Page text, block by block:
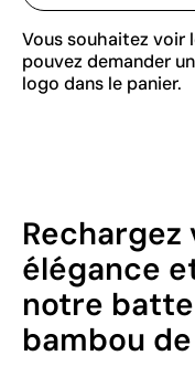
Vous souhaitez voir
pouvez demander
logo dans le panier.
élégance
notre
bambou